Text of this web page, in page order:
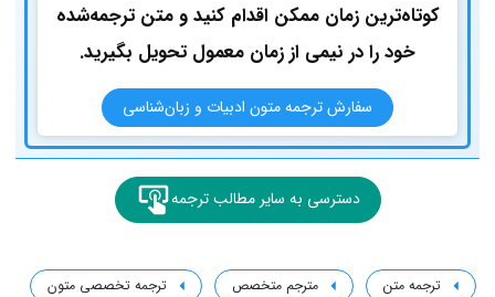
کوتاه‌ترین زمان ممکن اقدام کنید و متن ترجمه‌شده
خود را در نیمی از زمان معمول تحویل بگیرید.
سفارش ترجمه متون ادبیات و زبان‌شناسی
دسترسی به سایر مطالب ترجمه
ترجمه متن مترجم متخصص ترجمه تخصصی متون